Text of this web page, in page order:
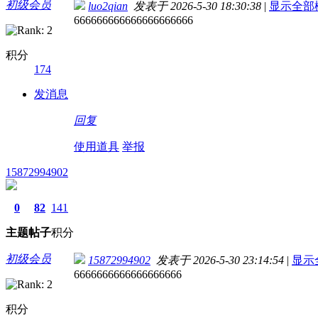
初级会员
积分
174
发消息
luo2qian 发表于 2026-5-30 18:30:38 | 显示全部
666666666666666666666
回复
使用道具 举报
15872994902
0
主题
82
帖子
141
积分
初级会员
积分
15872994902 发表于 2026-5-30 23:14:54 | 显示
6666666666666666666